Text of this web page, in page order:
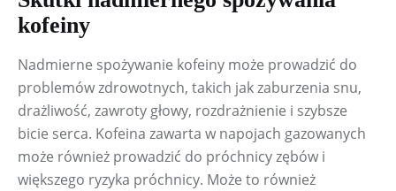
kofeiny
Nadmierne spożywanie kofeiny może prowadzić do
problemów zdrowotnych, takich jak zaburzenia snu,
drażliwość, zawroty głowy, rozdrażnienie i szybsze
bicie serca. Kofeina zawarta w napojach gazowanych
może również prowadzić do próchnicy zębów i
większego ryzyka próchnicy. Może to również